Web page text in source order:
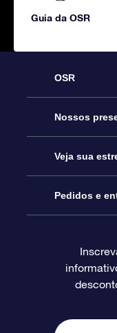
Guia da OSR
OSR
Serviço
Entre em
Blog
Avaliações
Nossos
Presente
Pacote de
O cartão de
Presentes
Veja sua
Star Register
Página
Um Milhão de
Pedidos e
Informações